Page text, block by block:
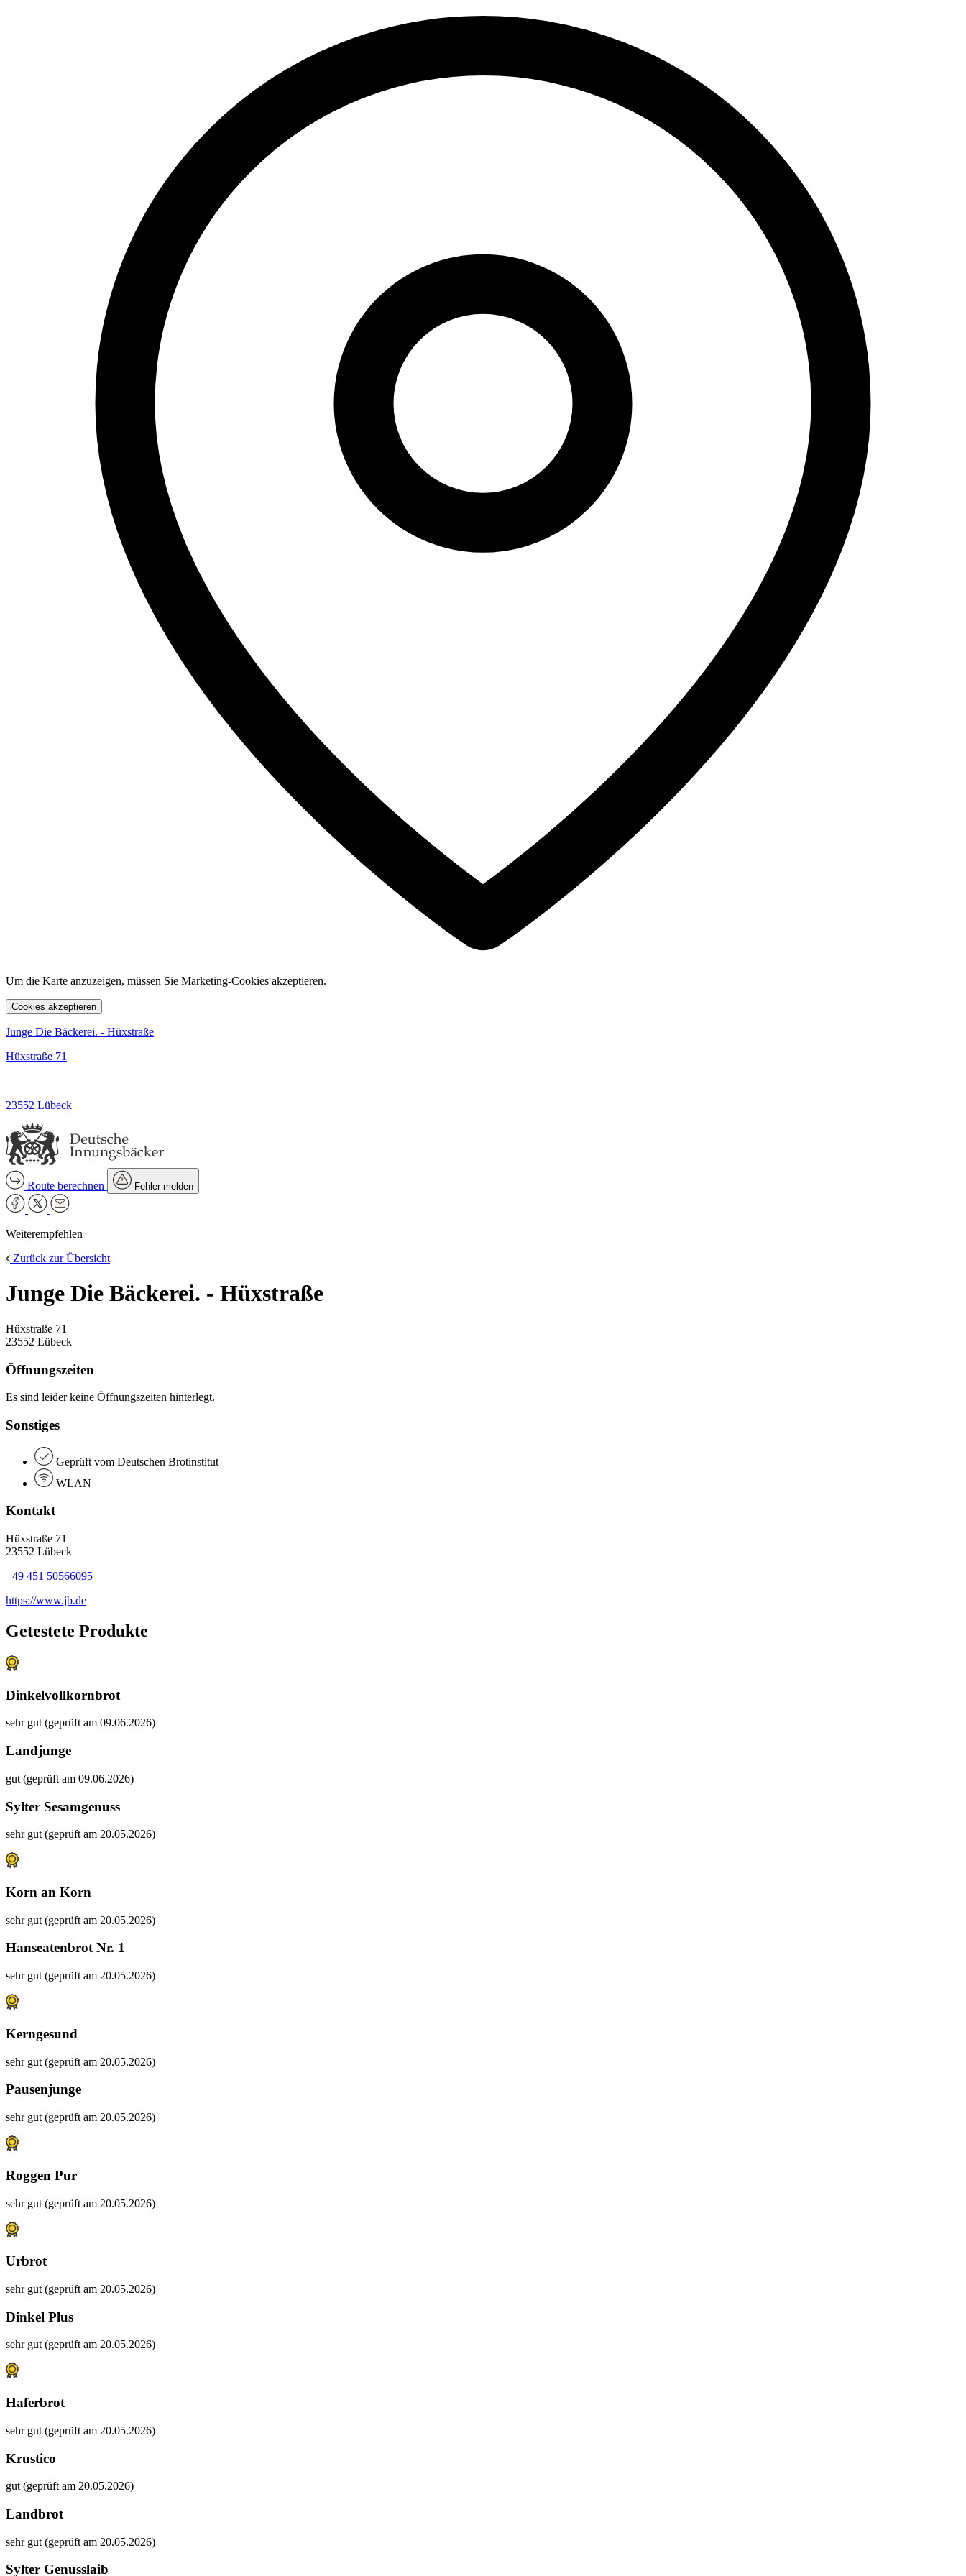
Um die Karte anzuzeigen, müssen Sie Marketing-Cookies akzeptieren.
Cookies akzeptieren
Junge Die Bäckerei. - Hüxstraße
Hüxstraße 71
23552 Lübeck
Route berechnen Fehler melden
Weiterempfehlen
Zurück zur Übersicht
Junge Die Bäckerei. - Hüxstraße
Hüxstraße 71
23552 Lübeck
Öffnungszeiten
Es sind leider keine Öffnungszeiten hinterlegt.
Sonstiges
Geprüft vom Deutschen Brotinstitut
WLAN
Kontakt
Hüxstraße 71
23552 Lübeck
+49 451 50566095
https://www.jb.de
Getestete Produkte
Dinkelvollkornbrot
sehr gut (geprüft am 09.06.2026)
Landjunge
gut (geprüft am 09.06.2026)
Sylter Sesamgenuss
sehr gut (geprüft am 20.05.2026)
Korn an Korn
sehr gut (geprüft am 20.05.2026)
Hanseatenbrot Nr. 1
sehr gut (geprüft am 20.05.2026)
Kerngesund
sehr gut (geprüft am 20.05.2026)
Pausenjunge
sehr gut (geprüft am 20.05.2026)
Roggen Pur
sehr gut (geprüft am 20.05.2026)
Urbrot
sehr gut (geprüft am 20.05.2026)
Dinkel Plus
sehr gut (geprüft am 20.05.2026)
Haferbrot
sehr gut (geprüft am 20.05.2026)
Krustico
gut (geprüft am 20.05.2026)
Landbrot
sehr gut (geprüft am 20.05.2026)
Sylter Genusslaib